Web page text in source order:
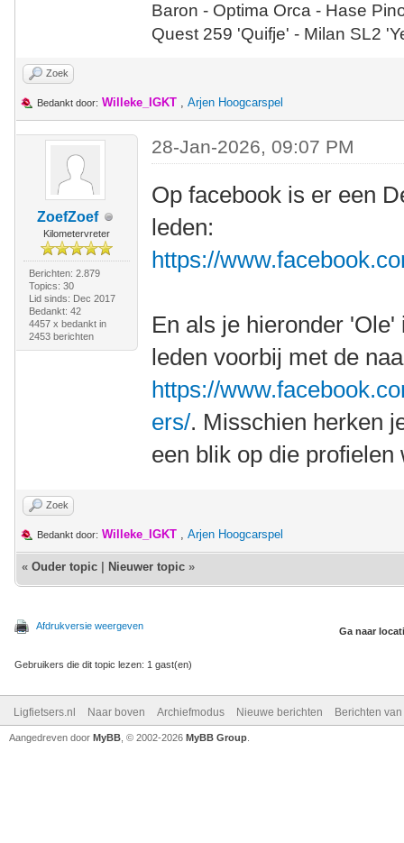
Baron - Optima Orca - Hase
Quest 259 'Quifje' - Milan SL2
Zoek
Bedankt door: Willeke_IGKT , Arjen Hoogcarspel
ZoefZoef
Kilometervreter
Berichten: 2.879
Topics: 30
Lid sinds: Dec 2017
Bedankt: 42
4457 x bedankt in
2453 berichten
28-Jan-2026, 09:07 PM
Op facebook is er een
leden:
https://
En als je hieronder
leden voorbij met de
https://
ers/. Misschien herken
een blik op die profielen
Zoek
Bedankt door: Willeke_IGKT , Arjen Hoogcarspel
« Ouder topic Nieuwer topic »
Afdrukversie weergeven Ga naar
Gebruikers die dit topic lezen: 1 gast(en)
Ligfietsers.nl Naar boven Archiefmodus Nieuwe berichten Berichten
Aangedreven door MyBB , © 2002-2026 MyBB Group